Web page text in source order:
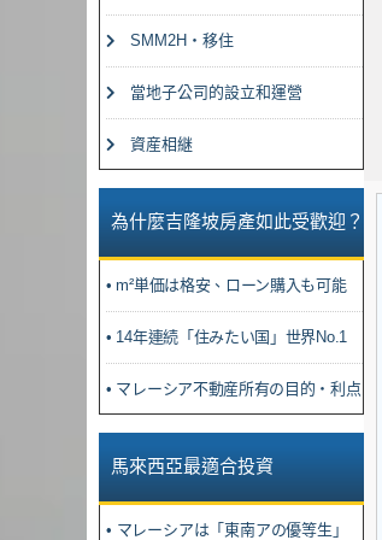
SMM2H・移住
當地子公司的設立和運營
資産相継
為什麼吉隆坡房產如此受歡迎？
• m²単価は格安、ローン購入も可能
• 14年連続「住みたい国」世界No.1
• マレーシア不動産所有の目的・利点
馬來西亞最適合投資
• マレーシアは「東南アの優等生」